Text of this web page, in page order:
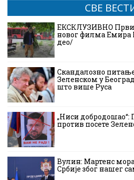
СВЕ
ЕКСКЛУЗИВНО Први
новог филма Емира
део/
Скандалозно
Зеленском у
што више Руса
„Ниси добродошао“:
против посете
Вулин: Мартенс
Србије због нашег